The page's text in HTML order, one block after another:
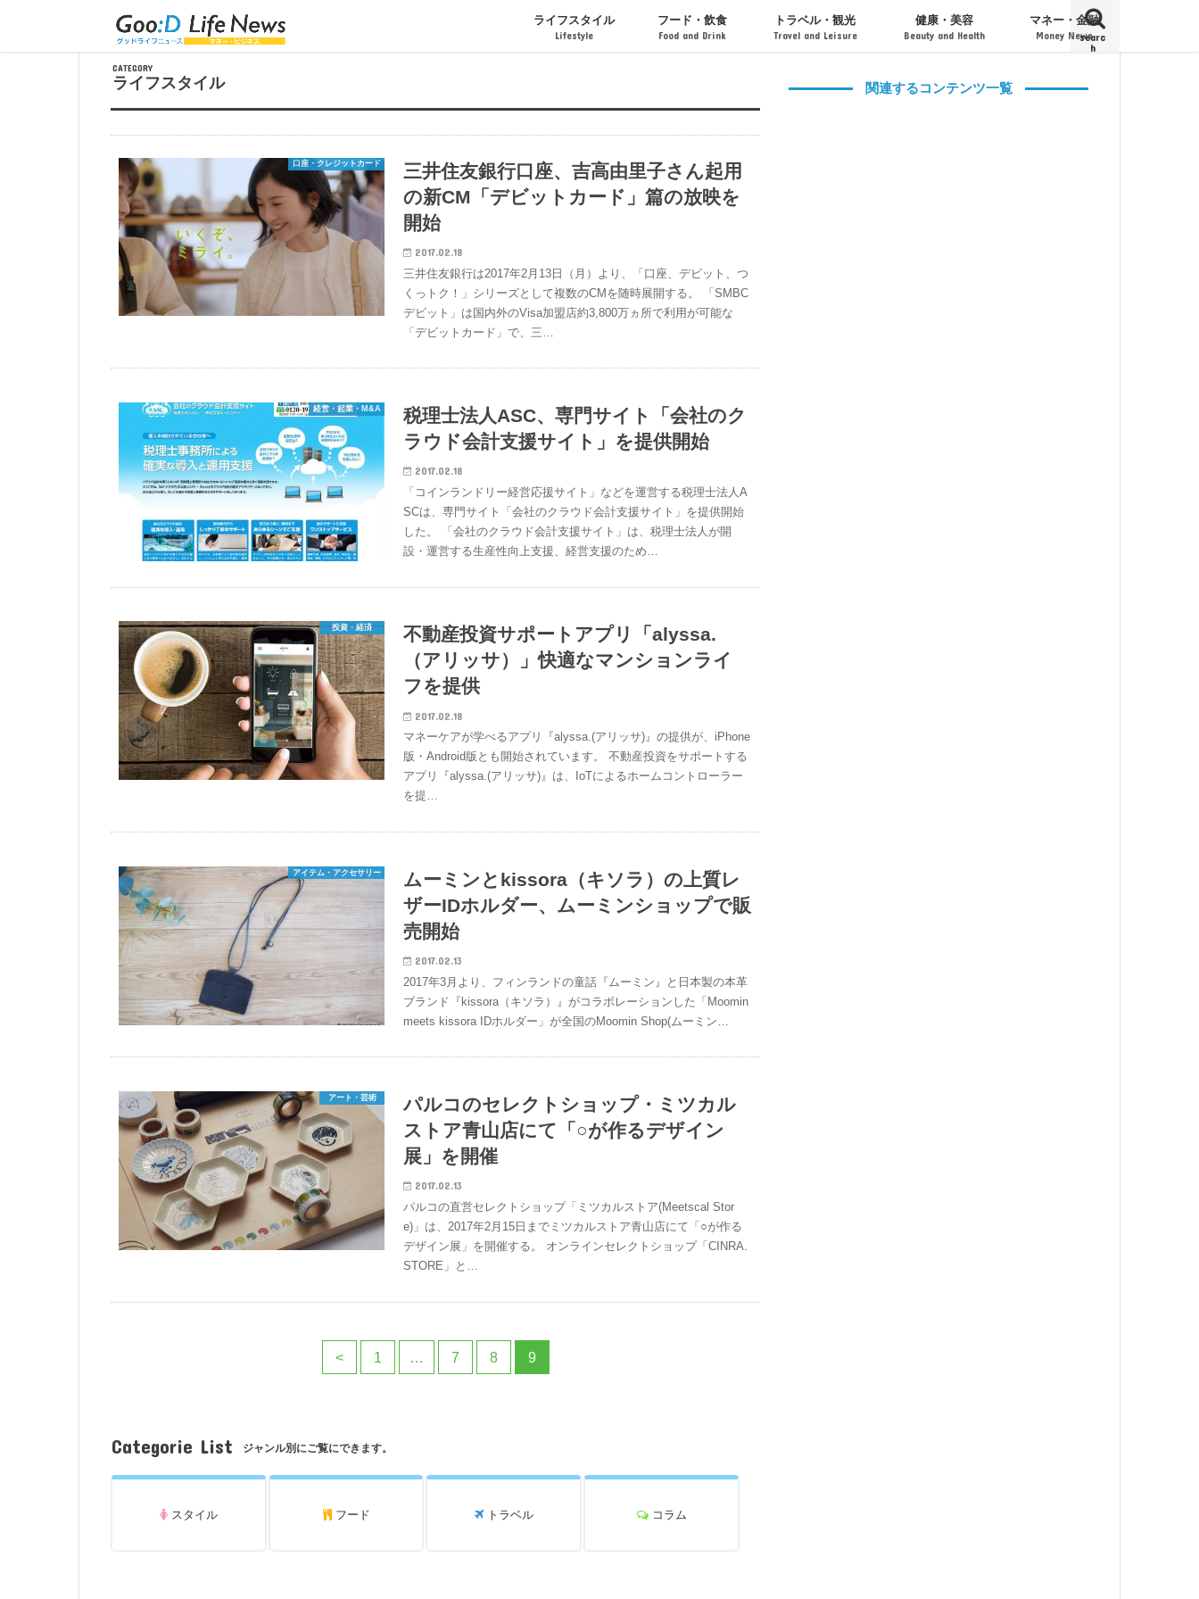
searc
h
ライフスタイル
Lifestyle
フード・飲食
Food and Drink
トラベル・観光
Travel and Leisure
健康・美容
Beauty and Health
マネー・金融
Money News
ライフスタイル ＞ ページ 9
CATEGORY
ライフスタイル
口座・クレジットカード
三井住友銀行口座、吉高由里子さん起用
の新CM「デビットカード」篇の放映を
開始
2017.02.18
三井住友銀行は2017年2月13日（月）より、「口座、デビット、つ
くっトク！」シリーズとして複数のCMを随時展開する。 「SMBC
デビット」は国内外のVisa加盟店約3,800万ヵ所で利用が可能な
「デビットカード」で、三…
経営・起業・M&A
税理士法人ASC、専門サイト「会社のク
ラウド会計支援サイト」を提供開始
2017.02.18
「コインランドリー経営応援サイト」などを運営する税理士法人A
SCは、専門サイト「会社のクラウド会計支援サイト」を提供開始
した。 「会社のクラウド会計支援サイト」は、税理士法人が開
設・運営する生産性向上支援、経営支援のため…
投資・経済
不動産投資サポートアプリ「alyssa.
（アリッサ）」快適なマンションライ
フを提供
2017.02.18
マネーケアが学べるアプリ『alyssa.(アリッサ)』の提供が、iPhone
版・Android版とも開始されています。 不動産投資をサポートする
アプリ『alyssa.(アリッサ)』は、IoTによるホームコントローラー
を提…
アイテム・アクセサリー
ムーミンとkissora（キソラ）の上質レ
ザーIDホルダー、ムーミンショップで販
売開始
2017.02.13
2017年3月より、フィンランドの童話『ムーミン』と日本製の本革
ブランド『kissora（キソラ）』がコラボレーションした「Moomin
meets kissora IDホルダー」が全国のMoomin Shop(ムーミン…
アート・芸術
パルコのセレクトショップ・ミツカル
ストア青山店にて「○が作るデザイン
展」を開催
2017.02.13
パルコの直営セレクトショップ「ミツカルストア(Meetscal Stor
e)」は、2017年2月15日までミツカルストア青山店にて「○が作る
デザイン展」を開催する。 オンラインセレクトショップ「CINRA.
STORE」と…
< 1 … 7 8 9
Categorie List ジャンル別にご覧にできます。
スタイル フード トラベル コラム
関連するコンテンツ一覧